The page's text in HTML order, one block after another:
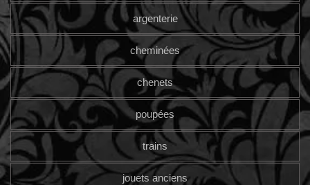
argenterie
cheminées
chenets
poupées
trains
jouets anciens